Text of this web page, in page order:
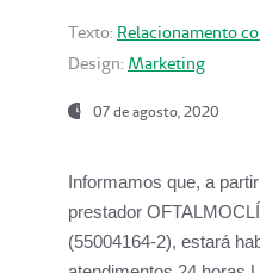
Texto: Relacionamento
Design: Marketing
07 de agosto, 2020
Informamos que, a
prestador
(55004164-2), estará